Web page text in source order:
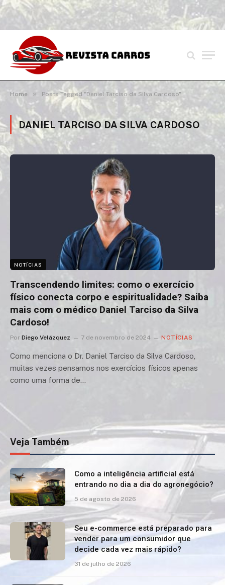
Home » Posts Tagged "Daniel Tarciso da Silva Cardoso"
DANIEL TARCISO DA SILVA CARDOSO
NOTÍCIAS
Transcendendo limites: como o exercício
físico conecta corpo e espiritualidade? Saiba
mais com o médico Daniel Tarciso da Silva
Cardoso!
Por Diego Velázquez 7 de novembro de 2024 NOTÍCIAS
Como menciona o Dr. Daniel Tarciso da Silva Cardoso,
muitas vezes pensamos nos exercícios físicos apenas
como uma forma de…
Veja Também
Como a inteligência artificial está
entrando no dia a dia do agronegócio?
5 de agosto de 2026
Seu e-commerce está preparado para
vender para um consumidor que
decide cada vez mais rápido?
31 de julho de 2026